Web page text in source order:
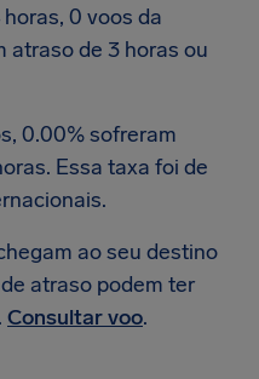
0 voos da
atraso de 3 horas ou
0.00% sofreram
Essa taxa foi de
ao seu destino
atraso podem ter
Consultar voo.